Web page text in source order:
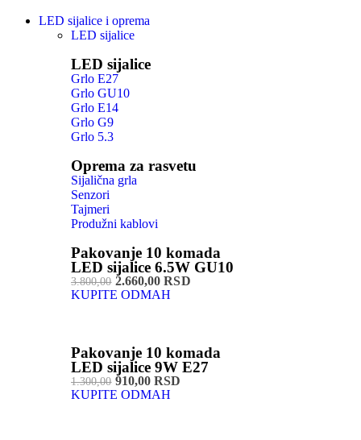
LED sijalice i oprema
LED sijalice
LED sijalice
Grlo E27
Grlo GU10
Grlo E14
Grlo G9
Grlo 5.3
Oprema za rasvetu
Sijalična grla
Senzori
Tajmeri
Produžni kablovi
Pakovanje 10 komada
LED sijalice 6.5W GU10
3.800,002.660,00 RSD
KUPITE ODMAH
Pakovanje 10 komada
LED sijalice 9W E27
1.300,00910,00 RSD
KUPITE ODMAH